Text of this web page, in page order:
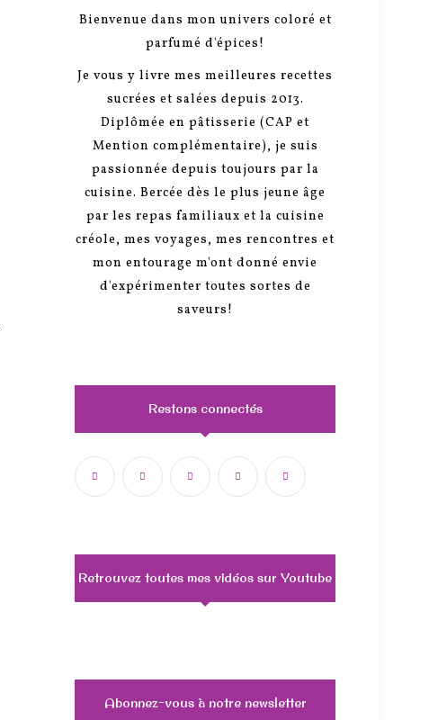
Bienvenue dans mon univers coloré et
parfumé d'épices!
Je vous y livre mes meilleures recettes
sucrées et salées depuis 2013.
Diplômée en pâtisserie (CAP et
Mention complémentaire), je suis
passionnée depuis toujours par la
cuisine. Bercée dès le plus jeune âge
par les repas familiaux et la cuisine
créole, mes voyages, mes rencontres et
mon entourage m'ont donné envie
d'expérimenter toutes sortes de
saveurs!
Restons connectés
Retrouvez toutes mes vidéos sur Youtube
Abonnez-vous à notre newsletter